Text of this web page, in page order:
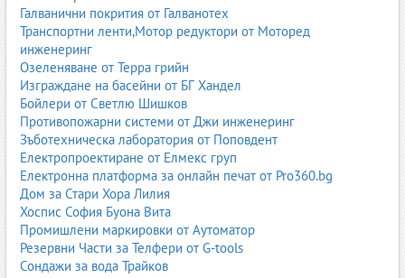
Галванични покрития от Галванотех
Транспортни ленти,Мотор редуктори от Моторед
инженеринг
Озеленяване от Терра грийн
Изграждане на басейни от БГ Хандел
Бойлери от Светлю Шишков
Противопожарни системи от Джи инженеринг
Зъботехническа лаборатория от Поповдент
Електропроектиране от Елмекс груп
Електронна платформа за онлайн печат от Pro360.bg
Дом за Стари Хора Лилия
Хоспис София Буона Вита
Промишлени маркировки от Аутоматор
Резервни Части за Телфери от G-tools
Сондажи за вода Трайков